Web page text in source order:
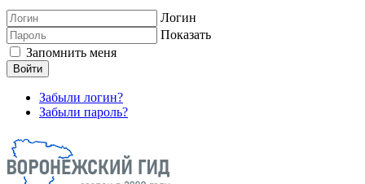
Логин
Показать
Запомнить меня
Войти
Забыли логин?
Забыли пароль?